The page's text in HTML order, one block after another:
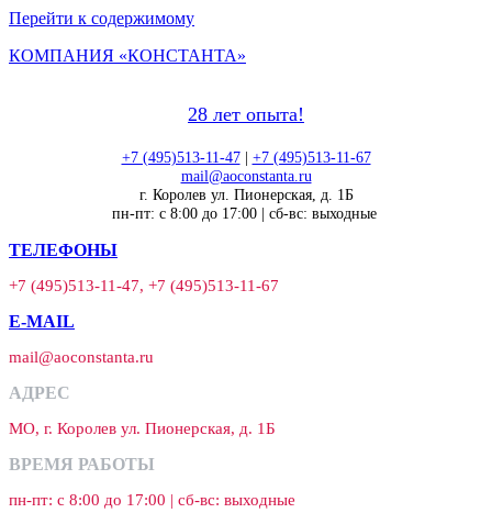
Перейти к содержимому
КОМПАНИЯ «КОНСТАНТА»
28 лет опыта!
+7 (495)513-11-47| +7 (495)513-11-67
mail@aoconstanta.ru
г. Королев ул. Пионерская, д. 1Б
пн-пт: с 8:00 до 17:00 | сб-вс: выходные
ТЕЛЕФОНЫ
+7 (495)513-11-47, +7 (495)513-11-67
E-MAIL
mail@aoconstanta.ru
АДРЕС
МО, г. Королев ул. Пионерская, д. 1Б
ВРЕМЯ РАБОТЫ
пн-пт: с 8:00 до 17:00 | сб-вс: выходные